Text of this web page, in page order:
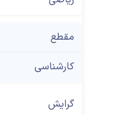
مقطع
کارشناسی
گرایش